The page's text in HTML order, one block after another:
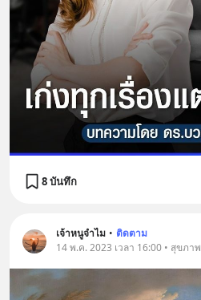
8 บันทึก
เจ้าหนูจำไม • ติดตาม
14 พ.ค. 2023 เวลา 16:00 • สุขภาพ